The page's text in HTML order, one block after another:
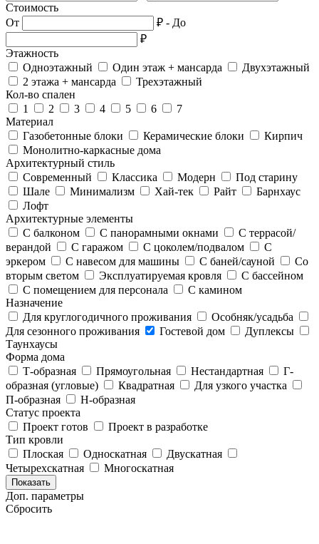
Стоимость
От
₽ - До
₽
Этажность
Одноэтажный
Один этаж + мансарда
Двухэтажный
2 этажа + мансарда
Трехэтажный
Кол-во спален
1
2 3 4 5 6
7
Материал
Газобетонные блоки
Керамические блоки
Кирпич
Монолитно-каркасные дома
Архитектурный стиль
Современный
Классика Модерн
Под старину
Шале
Минимализм Хай-тек Райт
Барнхаус
Лофт
Архитектурные элементы
С балконом
С панорамными окнами
С террасой/
верандой
С гаражом С цоколем/подвалом
С
эркером
С навесом для машины С баней/сауной
Со
вторым светом
Эксплуатируемая кровля
С бассейном
С помещением для персонала
С камином
Назначение
Для круглогодичного проживания
Особняк/усадьба
Для сезонного проживания
Гостевой дом
Дуплексы
Таунхаусы
Форма дома
Т-образная
Прямоугольная Нестандартная
Г-
образная (угловые)
Квадратная
Для узкого участка
П-образная
Н-образная
Статус проекта
Проект готов
Проект в разработке
Тип кровли
Плоская
Односкатная
Двускатная
Четырехскатная
Многоскатная
Показать
Доп. параметры
Сбросить